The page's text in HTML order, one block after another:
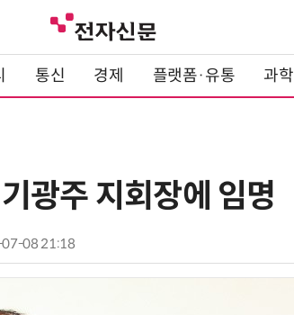
통신 경제 플랫폼·유통 과학
광주 지회장에 임명
07-08 21:18